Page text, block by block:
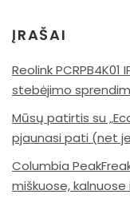
ĮRAŠAI
Reolink
stebėjimo
Mūsų patirtis su
pjaunasi pati (net
Columbia
miškuose,